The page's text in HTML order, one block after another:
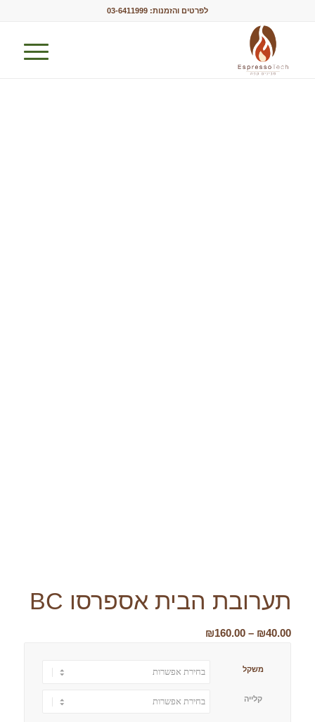
לפרטים והזמנות: 03-6411999
תערובת הבית אספרסו BC
₪40.00
–
₪160.00
טווח
משקל
קלייה